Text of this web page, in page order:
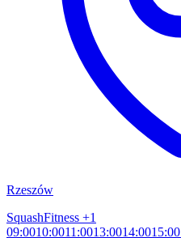
Rzeszów
SquashFitness +1
09:0010:0011:0013:0014:0015:00